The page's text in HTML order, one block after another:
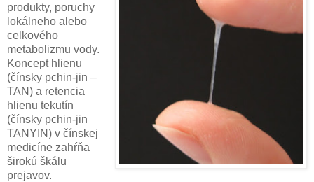
produkty, poruchy
lokálneho alebo
celkového
metabolizmu vody.
Koncept hlienu
(čínsky pchin-jin –
TAN) a retencia
hlienu tekutín
(čínsky pchin-jin
TANYIN) v čínskej
medicíne zahŕňa
širokú škálu
prejavov.